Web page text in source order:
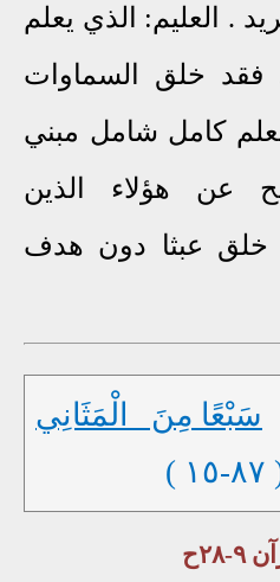
. العليم: الذي يعلم
فقد خلق السماوات
كامل شامل مبني
عن هؤلاء الذين
خلق عبثا دون هدف
سَبْعًا مِنَ الْمَثَانِي